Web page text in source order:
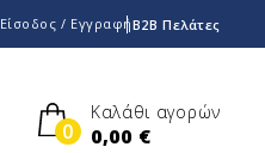
Είσοδος / ΕγγραφήB2B Πελάτες
0
Καλάθι αγορών
0,00 €